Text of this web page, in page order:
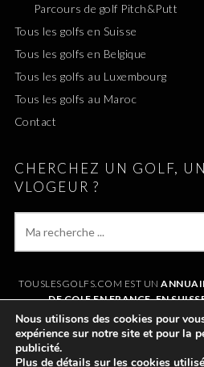
Parcours de golf Pitch&Putt
Tous les golfs en Suisse
Tous les golfs en Belgique
Tous les golfs au Luxembourg
Tous les golfs au Maroc
Contact
CHERCHEZ UN GOLF,
VLOGEUR ?
TOUSLESGOLFS.COM EST UN
DE GOLF EN FRANCE, EN
LUXEMBOURG. IL VOUS PERMET DE
CHEZVOUS OU LORS DE VOS
ÉGALEMENT
Nous utilisons des cookies pour
expérience sur notre site et pour la
publicité.
Plus de détails sur les cookies